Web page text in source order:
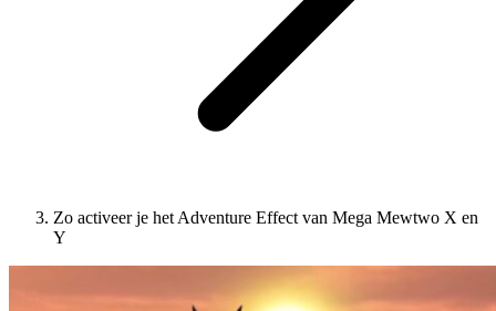
Zo activeer je het Adventure Effect van Mega Mewtwo X en
Y